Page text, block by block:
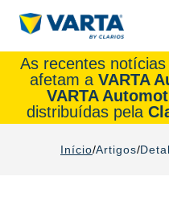
As recentes
afetam a VARTA
VARTA
distribuídas pela
Início Artigos